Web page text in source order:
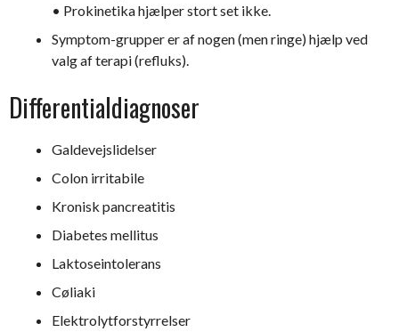
• Prokinetika hjælper stort set ikke.
Symptom-grupper er af nogen (men ringe) hjælp ved
valg af terapi (refluks).
Differentialdiagnoser
Galdevejslidelser
Colon irritabile
Kronisk pancreatitis
Diabetes mellitus
Laktoseintolerans
Cøliaki
Elektrolytforstyrrelser